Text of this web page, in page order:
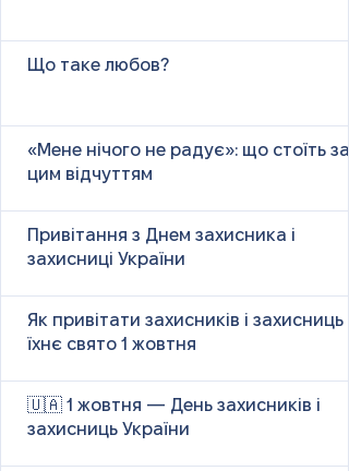
Що таке любов?
«Мене нічого не радує»: що стоїть за
цим відчуттям
Привітання з Днем захисника і
захисниці України
Як привітати захисників і захисниць у
їхнє свято 1 жовтня
🇺🇦 1 жовтня — День захисників і
захисниць України